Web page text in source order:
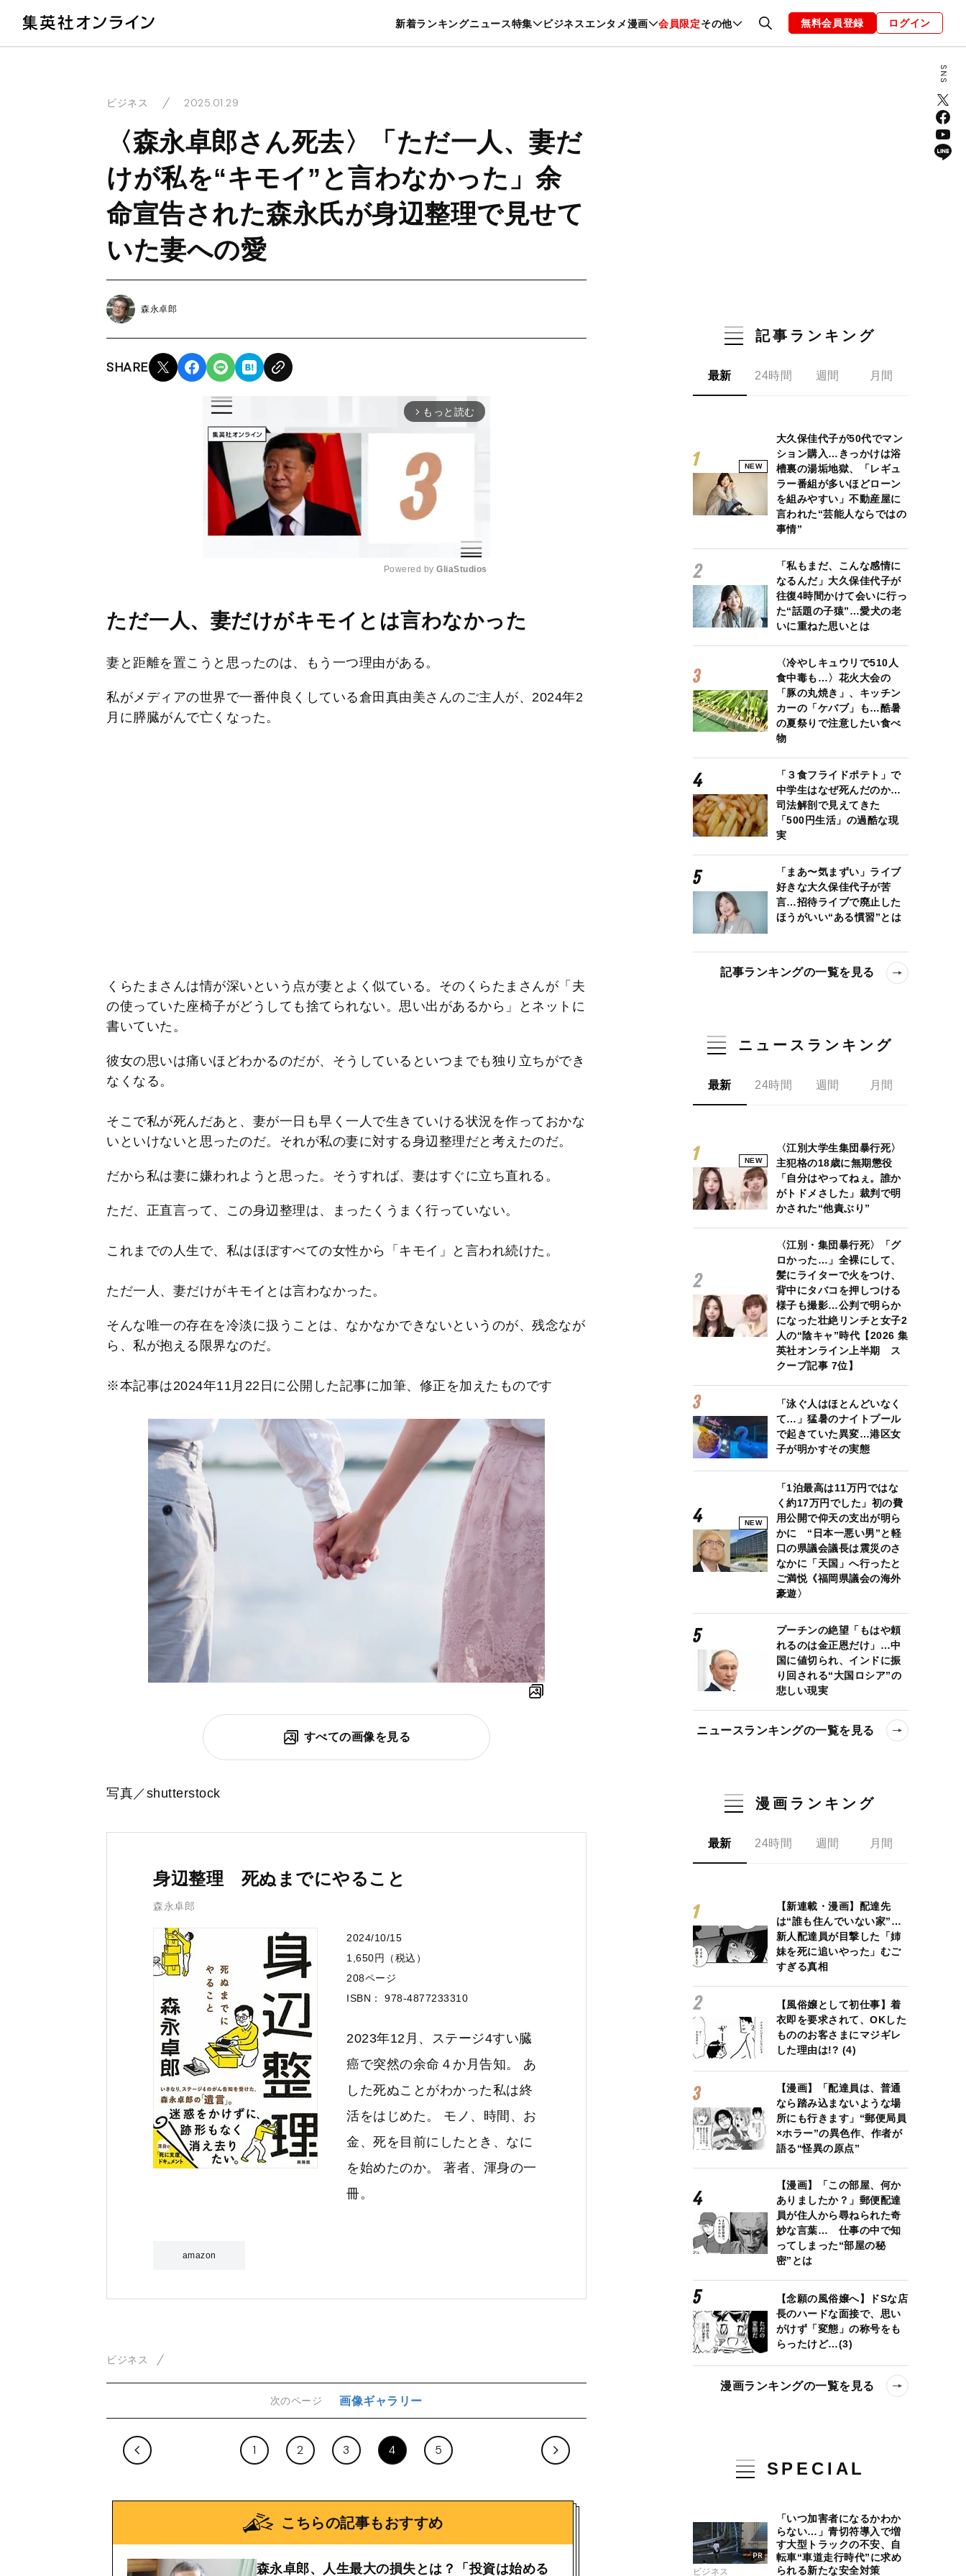
新着ランキングニュース特集 ビジネスエンタメ漫画 会員限定その他
暮らし スポーツ ヘルスケア 美容 グルメ ファッション 恋愛・結婚 編集部 お知らせ
無料会員登録 ログイン
ビジネス 2025.01.29
〈森永卓郎さん死去〉「ただ一人、妻だ
けが私を“キモイ”と言わなかった」余
命宣告された森永氏が身辺整理で見せて
いた妻への愛
森永卓郎
SHARE
arrow_forward_ios もっと読む
u
Powered by GliaStudios
ただ一人、妻だけがキモイとは言わなかった
妻と距離を置こうと思ったのは、もう一つ理由がある。
私がメディアの世界で一番仲良くしている倉田真由美さんのご主人が、2024年2
月に膵臓がんで亡くなった。
くらたまさんは情が深いという点が妻とよく似ている。そのくらたまさんが「夫
の使っていた座椅子がどうしても捨てられない。思い出があるから」とネットに
書いていた。
彼女の思いは痛いほどわかるのだが、そうしているといつまでも独り立ちができ
なくなる。
そこで私が死んだあと、妻が一日も早く一人で生きていける状況を作っておかな
いといけないと思ったのだ。それが私の妻に対する身辺整理だと考えたのだ。
だから私は妻に嫌われようと思った。そうすれば、妻はすぐに立ち直れる。
ただ、正直言って、この身辺整理は、まったくうまく行っていない。
これまでの人生で、私はほぼすべての女性から「キモイ」と言われ続けた。
ただ一人、妻だけがキモイとは言わなかった。
そんな唯一の存在を冷淡に扱うことは、なかなかできないというのが、残念なが
ら、私が抱える限界なのだ。
※本記事は2024年11月22日に公開した記事に加筆、修正を加えたものです
すべての画像を見る
写真／shutterstock
身辺整理 死ぬまでにやること
森永卓郎
2024/10/15
1,650円（税込）
208ページ
ISBN： 978-4877233310
2023年12月、ステージ4すい臓
癌で突然の余命４か月告知。 あ
した死ぬことがわかった私は終
活をはじめた。 モノ、時間、お
金、死を目前にしたとき、なに
を始めたのか。 著者、渾身の一
冊。
amazon
ビジネス
次のページ 画像ギャラリー
1 2 3 4 5
こちらの記事もおすすめ
森永卓郎、人生最大の損失とは？「投資は始める
記事ランキング
最新 24時間 週間 月間
NEW
大久保佳代子が50代でマン
ション購入…きっかけは浴
槽裏の湯垢地獄、「レギュ
ラー番組が多いほどローン
を組みやすい」不動産屋に
言われた“芸能人ならではの
事情”
「私もまだ、こんな感情に
なるんだ」大久保佳代子が
往復4時間かけて会いに行っ
た“話題の子猿”…愛犬の老
いに重ねた思いとは
〈冷やしキュウリで510人
食中毒も…〉花火大会の
「豚の丸焼き」、キッチン
カーの「ケバブ」も…酷暑
の夏祭りで注意したい食べ
物
「３食フライドポテト」で
中学生はなぜ死んだのか…
司法解剖で見えてきた
「500円生活」の過酷な現
実
「まあ〜気まずい」ライブ
好きな大久保佳代子が苦
言…招待ライブで廃止した
ほうがいい“ある慣習”とは
記事ランキングの一覧を見る
ニュースランキング
最新 24時間 週間 月間
NEW
〈江別大学生集団暴行死〉
主犯格の18歳に無期懲役
「自分はやってねぇ。誰か
がトドメさした」裁判で明
かされた“他責ぶり”
〈江別・集団暴行死〉「グ
ロかった…」全裸にして、
髪にライターで火をつけ、
背中にタバコを押しつける
様子も撮影…公判で明らか
になった壮絶リンチと女子2
人の“陰キャ”時代【2026 集
英社オンライン上半期 ス
クープ記事 7位】
「泳ぐ人はほとんどいなく
て…」猛暑のナイトプール
で起きていた異変…港区女
子が明かすその実態
NEW
「1泊最高は11万円ではな
く約17万円でした」初の費
用公開で仰天の支出が明ら
かに “日本一悪い男”と軽
口の県議会議長は震災のさ
なかに「天国」へ行ったと
ご満悦《福岡県議会の海外
豪遊〉
プーチンの絶望「もはや頼
れるのは金正恩だけ」…中
国に値切られ、インドに振
り回される“大国ロシア”の
悲しい現実
ニュースランキングの一覧を見る
漫画ランキング
最新 24時間 週間 月間
【新連載・漫画】配達先
は“誰も住んでいない家”…
新人配達員が目撃した「姉
妹を死に追いやった」むご
すぎる真相
【風俗嬢として初仕事】着
衣即を要求されて、OKした
もののお客さまにマジギレ
した理由は!? (4)
【漫画】「配達員は、普通
なら踏み込まないような場
所にも行きます」“郵便局員
×ホラー”の異色作、作者が
語る“怪異の原点”
【漫画】「この部屋、何か
ありましたか？」郵便配達
員が住人から尋ねられた奇
妙な言葉… 仕事の中で知
ってしまった“部屋の秘
密”とは
【念願の風俗嬢へ】ドSな店
長のハードな面接で、思い
がけず「変態」の称号をも
らったけど…(3)
漫画ランキングの一覧を見る
SPECIAL
ビジネス
「いつ加害者になるかわか
らない…」青切符導入で増
す大型トラックの不安、自
転車“車道走行時代”に求め
られる新たな安全対策